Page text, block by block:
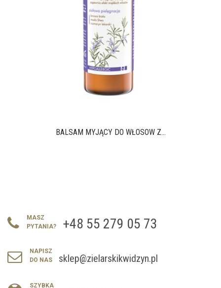
BALSAM MYJĄCY DO WŁOSÓW Z...
MASZ
PYTANIA?
+48 55 279 05 73
NAPISZ
DO NAS
sklep@zielarskikwidzyn.pl
SZYBKA